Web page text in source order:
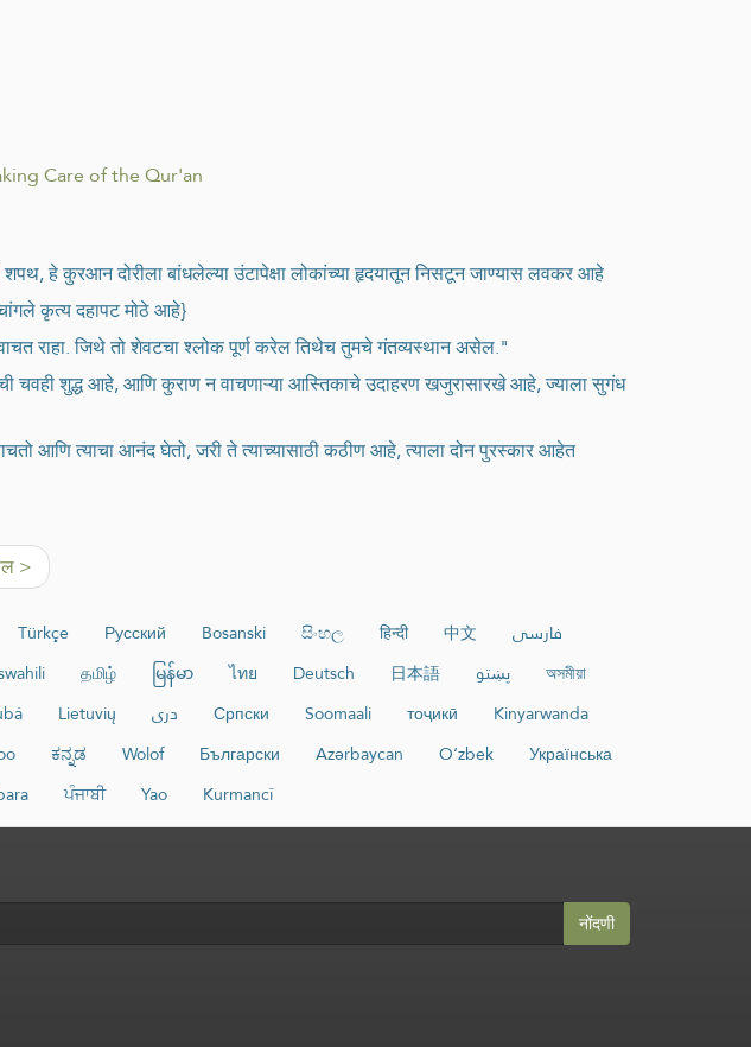
Care of the Qur'an
हे कुरआन दोरीला बांधलेल्या उंटापेक्षा लोकांच्या हृदयातून निसटून जाण्यास लवकर आहे
कृत्य दहापट मोठे आहे}
राहा. जिथे तो शेवटचा श्लोक पूर्ण करेल तिथेच तुमचे गंतव्यस्थान असेल."
शुद्ध आहे, आणि कुराण न वाचणाऱ्या आस्तिकाचे उदाहरण खजुरासारखे आहे, ज्याला सुगंध
आणि त्याचा आनंद घेतो, जरी ते त्याच्यासाठी कठीण आहे, त्याला दोन पुरस्कार आहेत
>
Türkçe Русский Bosanski සිංහල हिन्दी 中文
فارسی
தமிழ் မြန်မာ ไทย Deutsch 日本語 پښتو
অসমীয়া
Lietuvių دری Српски Soomaali тоҷикӣ
Kinyarwanda
ಕನ್ನಡ Wolof Български Azərbaycan O‘zbek
Українська
ਪੰਜਾਬੀ Yao Kurmancî
नोंदणी